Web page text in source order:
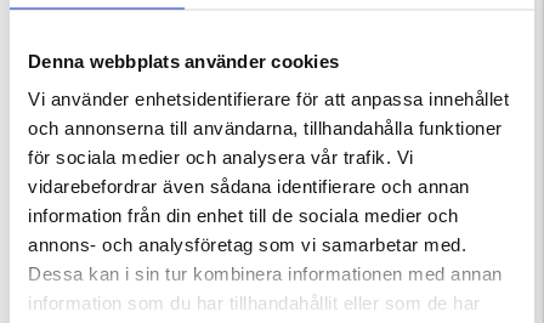
Denna webbplats använder cookies
Vi använder enhetsidentifierare för att anpassa innehållet
och annonserna till användarna, tillhandahålla funktioner
för sociala medier och analysera vår trafik. Vi
vidarebefordrar även sådana identifierare och annan
information från din enhet till de sociala medier och
annons- och analysföretag som vi samarbetar med.
Dessa kan i sin tur kombinera informationen med annan
information som du har tillhandahållit eller som de har
fotparti är förstärkt med ett yttre lager av gummi, vilket ökar
Vibram®-yttersula som ger effektiv stötdämpning och ett
säkert grepp på varierande underlag. Abisko är försedd med ett
Sympatex®-membran som är både vindtätt och isolerande,
samtidigt som det andas och säkerställer fullständig
vattentäthet.
Löstagbar innersula
Högt skaft med extra vaddering
Tillverkad i läder, 100% vattentät
Gummiförstärkning runt foten